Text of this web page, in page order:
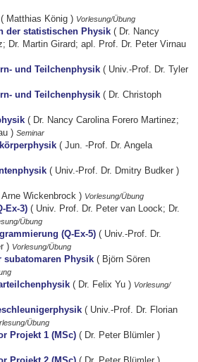
( Matthias König ) Vorlesung/Übung
der statistischen Physik( Dr. Nancy
Dr. Martin Girard; apl. Prof. Dr. Peter Virnau
und Teilchenphysik( Univ.-Prof. Dr. Tyler
und Teilchenphysik( Dr. Christoph
( Dr. Nancy Carolina Forero Martinez;
)Seminar
( Jun. -Prof. Dr. Angela
( Univ.-Prof. Dr. Dmitry Budker )
Arne Wickenbrock ) Vorlesung/Übung
Ex-3)( Univ. Prof. Dr. Peter van Loock; Dr.
Übung
(Q-Ex-5)( Univ.-Prof. Dr.
) Vorlesung/Übung
subatomaren Physik( Björn Sören
( Dr. Felix Yu ) Vorlesung/
( Univ.-Prof. Dr. Florian
Übung
Projekt 1 (MSc)( Dr. Peter Blümler )